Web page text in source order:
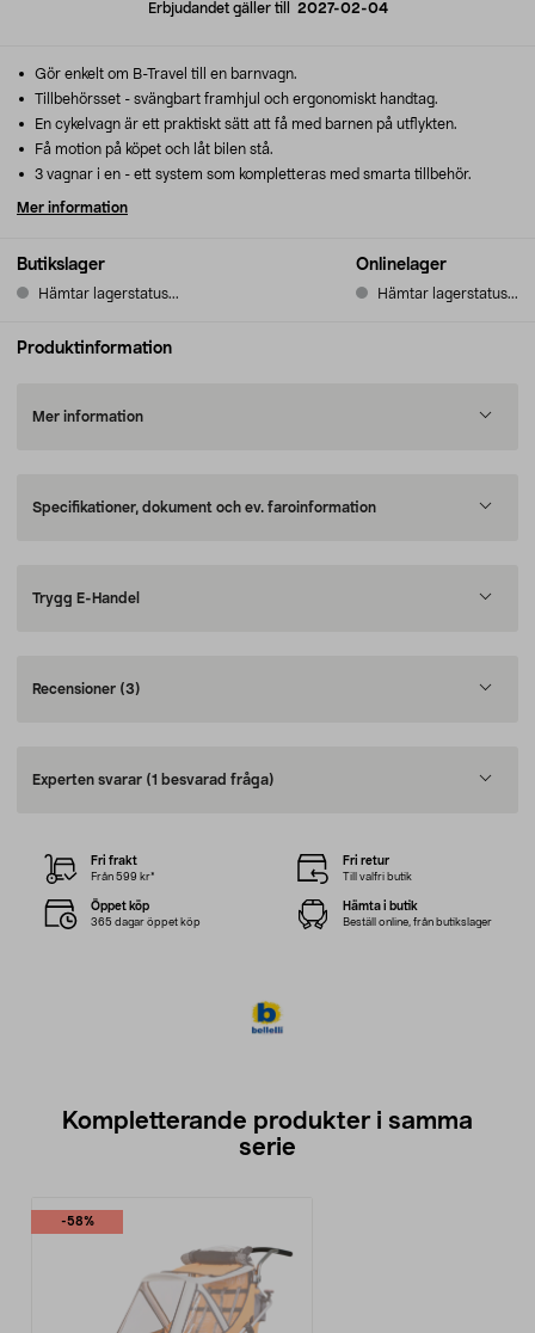
Erbjudandet gäller till 2027-02-04
Butikslager
Hämtar lagerstatus...
Onlinelager
Hämtar lagerstatus...
Gör enkelt om B-Travel till en barnvagn.
Tillbehörsset - svängbart framhjul och ergonomiskt handtag.
En cykelvagn är ett praktiskt sätt att få med barnen på utflykten.
Få motion på köpet och låt bilen stå.
3 vagnar i en - ett system som kompletteras med smarta tillbehör.
Mer information
Produktinformation
Mer information
Specifikationer, dokument och ev. faroinformation
Trygg E-Handel
Recensioner (3)
Experten svarar (1 besvarad fråga)
Fri frakt
Från 599 kr*
Fri retur
Till valfri butik
Öppet köp
365 dagar öppet köp
Hämta i butik
Beställ online, från butikslager
Kompletterande produkter i samma
serie
-58%